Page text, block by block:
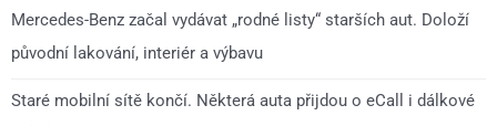
Mercedes-Benz začal vydávat „rodné listy“ starších aut. Doloží
původní lakování, interiér a výbavu
Staré mobilní sítě končí. Některá auta přijdou o eCall i dálkové